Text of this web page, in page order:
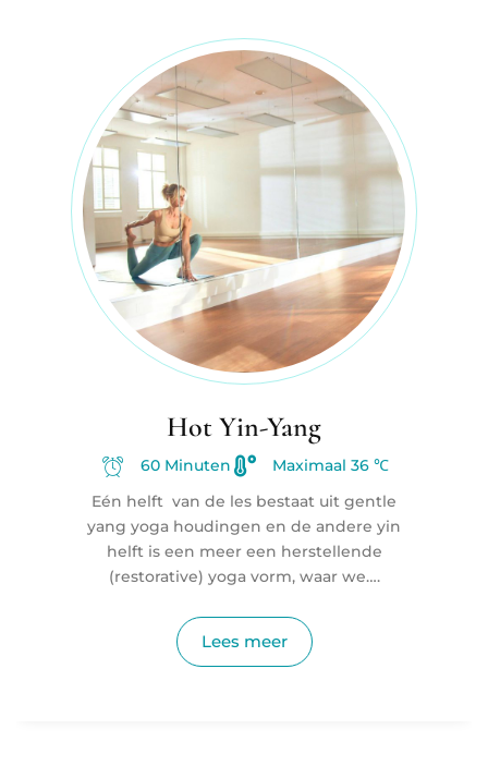
Hot Yin-Yang
60 Minuten
Maximaal 36 ℃
Eén helft van de les bestaat uit gentle
yang yoga houdingen en de andere yin
helft is een meer een herstellende
(restorative) yoga vorm, waar we….
Lees meer